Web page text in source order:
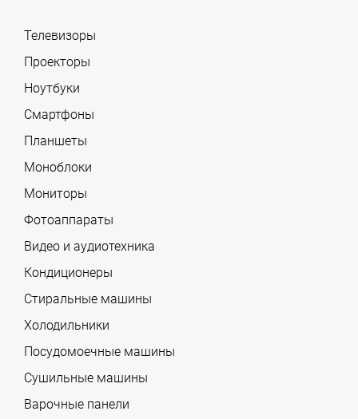
Телевизоры
Проекторы
Ноутбуки
Смартфоны
Планшеты
Моноблоки
Мониторы
Фотоаппараты
Видео и аудиотехника
Кондиционеры
Стиральные машины
Холодильники
Посудомоечные машины
Сушильные машины
Варочные панели